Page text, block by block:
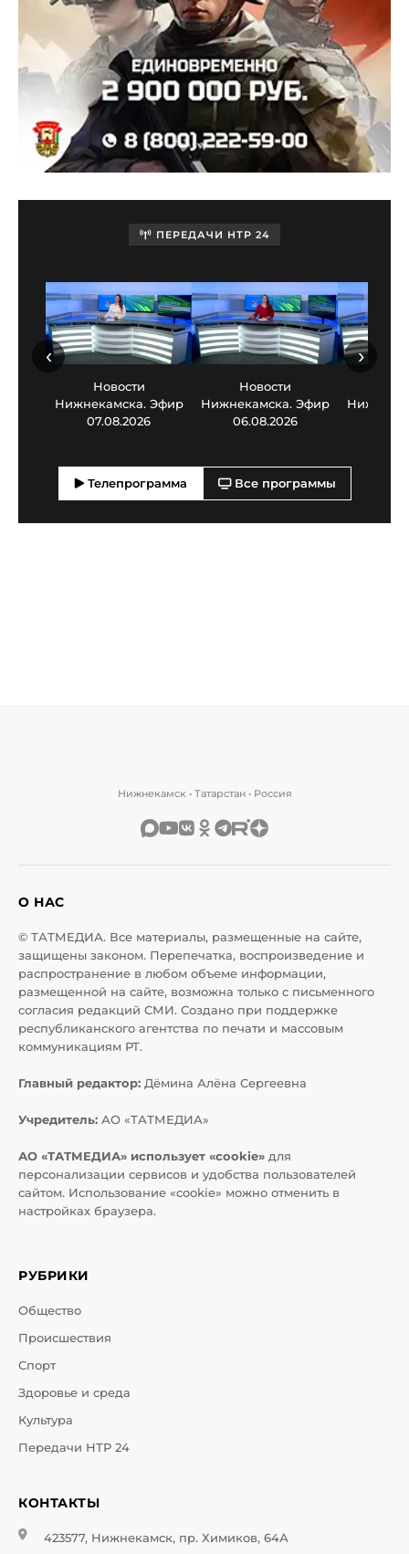
ПЕРЕДАЧИ НТР 24
Новости
Нижнекамска. Эфир
07.08.2026
Новости
Нижнекамска. Эфир
06.08.2026
‹ ›
Телепрограмма Все программы
Нижнекамск • Татарстан • Россия
О НАС
© ТАТМЕДИА. Все материалы, размещенные на сайте,
защищены законом. Перепечатка, воспроизведение и
распространение в любом объеме информации,
размещенной на сайте, возможна только с письменного
согласия редакций СМИ. Создано при поддержке
республиканского агентства по печати и массовым
коммуникациям РТ.
Главный редактор: Дёмина Алёна Сергеевна
Учредитель: АО «ТАТМЕДИА»
АО «ТАТМЕДИА» использует «cookie» для
персонализации сервисов и удобства пользователей
сайтом. Использование «cookie» можно отменить в
настройках браузера.
РУБРИКИ
Общество
Происшествия
Спорт
Здоровье и среда
Культура
Передачи НТР 24
КОНТАКТЫ
423577, Нижнекамск, пр. Химиков, 64А